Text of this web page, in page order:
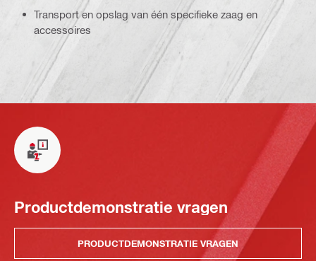
Transport en opslag van één specifieke zaag en
accessoires
Productdemonstratie vragen
PRODUCTDEMONSTRATIE VRAGEN